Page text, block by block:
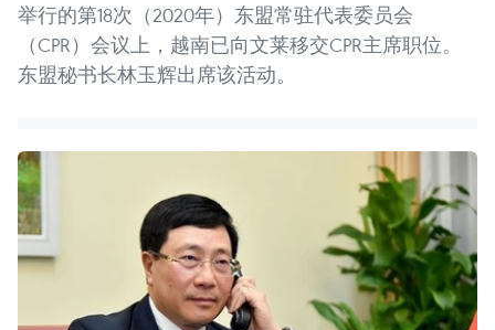
举行的第18次（2020年）东盟常驻代表委员会
（CPR）会议上，越南已向文莱移交CPR主席职位。
东盟秘书长林玉辉出席该活动。